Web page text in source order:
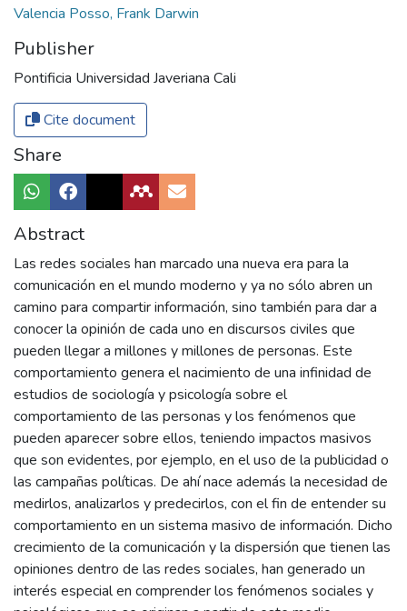
Valencia Posso, Frank Darwin
Publisher
Pontificia Universidad Javeriana Cali
Cite document
Share
Abstract
Las redes sociales han marcado una nueva era para la
comunicación en el mundo moderno y ya no sólo abren un
camino para compartir información, sino también para dar a
conocer la opinión de cada uno en discursos civiles que
pueden llegar a millones y millones de personas. Este
comportamiento genera el nacimiento de una infinidad de
estudios de sociología y psicología sobre el
comportamiento de las personas y los fenómenos que
pueden aparecer sobre ellos, teniendo impactos masivos
que son evidentes, por ejemplo, en el uso de la publicidad o
las campañas políticas. De ahí nace además la necesidad de
medirlos, analizarlos y predecirlos, con el fin de entender su
comportamiento en un sistema masivo de información. Dicho
crecimiento de la comunicación y la dispersión que tienen las
opiniones dentro de las redes sociales, han generado un
interés especial en comprender los fenómenos sociales y